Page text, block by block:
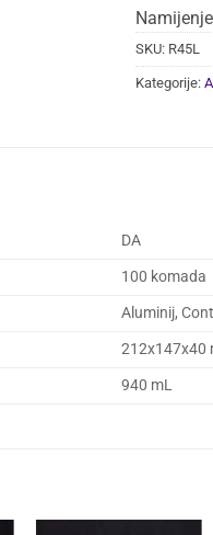
SKU: R45L
Kategorije:
DA
100 komada
Aluminij,
212x147x40
940 mL